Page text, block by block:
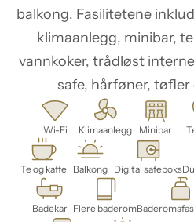
balkong. Fasilitetene
klimaanlegg, minibar,
vannkoker, trådløst
safe, hårføner,
Wi-Fi Klimaanlegg Minibar
Te og kaffe Balkong Digital safeboks
Badekar Flere baderom